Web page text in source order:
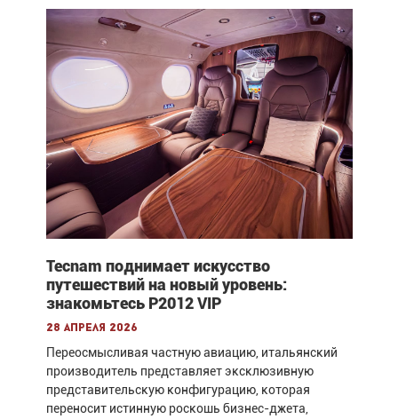
Tecnam поднимает искусство
путешествий на новый уровень:
знакомьтесь P2012 VIP
28 апреля 2026
Переосмысливая частную авиацию, итальянский
производитель представляет эксклюзивную
представительскую конфигурацию, которая
переносит истинную роскошь бизнес-джета,